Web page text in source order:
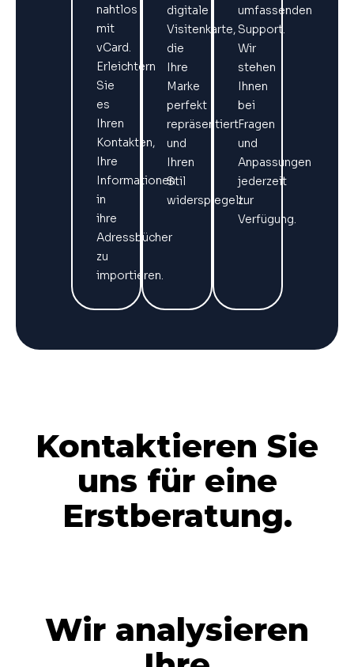
nahtlos
mit
vCard.
Erleichtern
Sie
es
Ihren
Kontakten,
Ihre
Informationen
in
ihre
Adressbücher
zu
importieren.
digitale
Visitenkarte,
die
Ihre
Marke
perfekt
repräsentiert
und
Ihren
Stil
widerspiegelt.
umfassenden
Support.
Wir
stehen
Ihnen
bei
Fragen
und
Anpassungen
jederzeit
zur
Verfügung.
Kontaktieren Sie
uns für eine
Erstberatung.
Wir analysieren